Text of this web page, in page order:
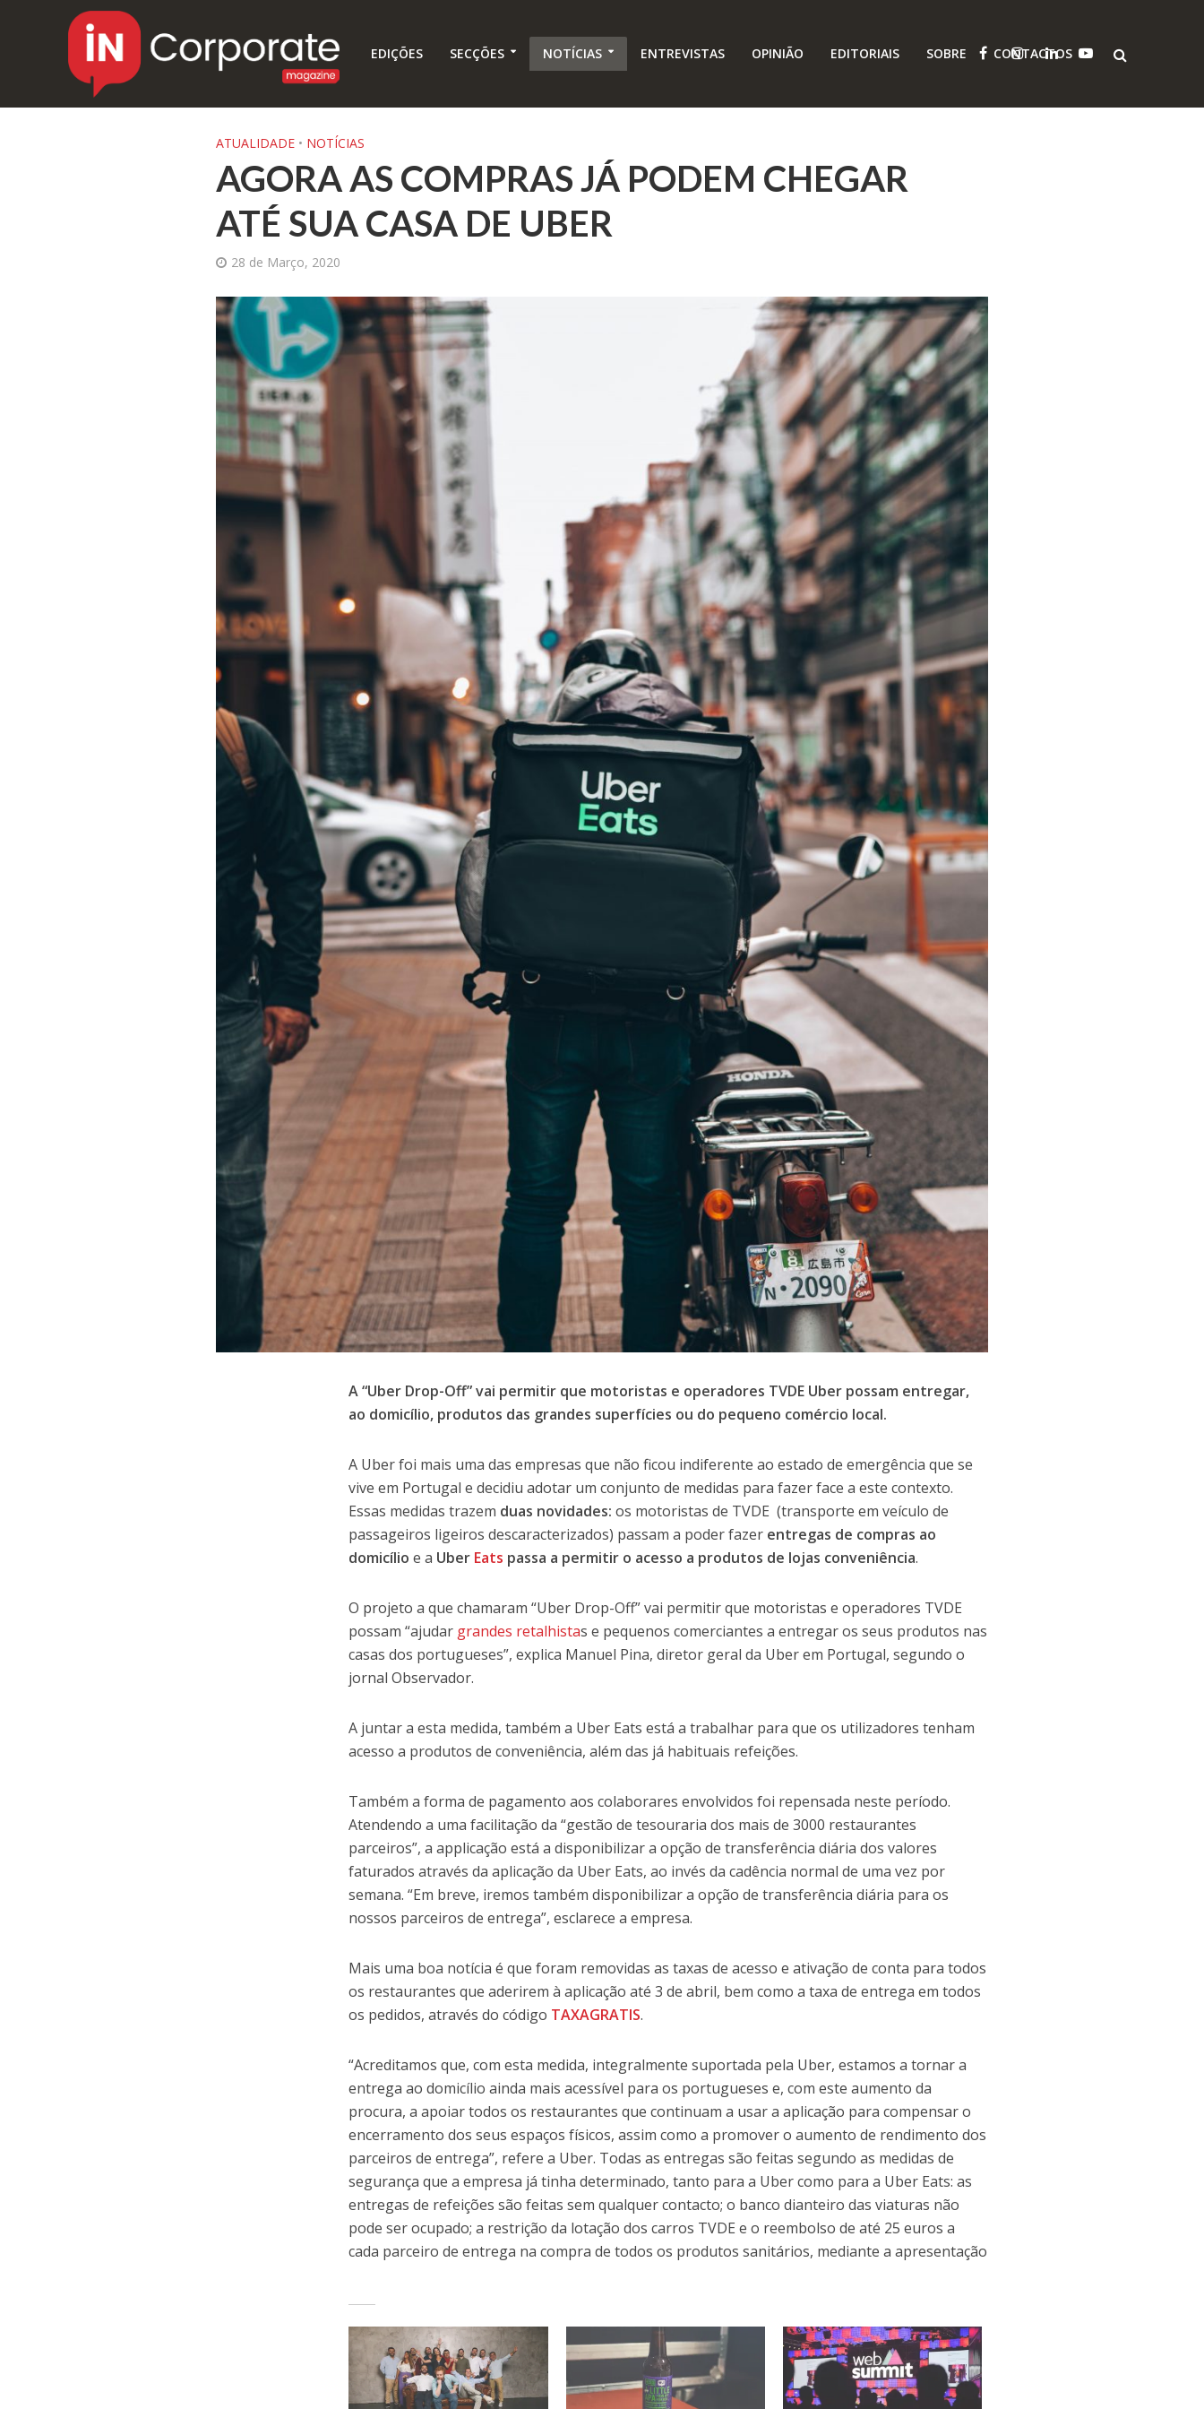
EDIÇÕES SECÇÕES NOTÍCIAS ENTREVISTAS OPINIÃO EDITORIAIS SOBRE CONTACTOS
ATUALIDADE • NOTÍCIAS
AGORA AS COMPRAS JÁ PODEM CHEGAR
ATÉ SUA CASA DE UBER
28 de Março, 2020
A “Uber Drop-Off” vai permitir que motoristas e operadores TVDE Uber possam entregar,
ao domicílio, produtos das grandes superfícies ou do pequeno comércio local.
A Uber foi mais uma das empresas que não ficou indiferente ao estado de emergência que se
vive em Portugal e decidiu adotar um conjunto de medidas para fazer face a este contexto.
Essas medidas trazem duas novidades: os motoristas de TVDE (transporte em veículo de
passageiros ligeiros descaracterizados) passam a poder fazer entregas de compras ao
domicílio e a Uber Eats passa a permitir o acesso a produtos de lojas conveniência.
O projeto a que chamaram “Uber Drop-Off” vai permitir que motoristas e operadores TVDE
possam “ajudar grandes retalhistas e pequenos comerciantes a entregar os seus produtos nas
casas dos portugueses”, explica Manuel Pina, diretor geral da Uber em Portugal, segundo o
jornal Observador.
A juntar a esta medida, também a Uber Eats está a trabalhar para que os utilizadores tenham
acesso a produtos de conveniência, além das já habituais refeições.
Também a forma de pagamento aos colaborares envolvidos foi repensada neste período.
Atendendo a uma facilitação da “gestão de tesouraria dos mais de 3000 restaurantes
parceiros”, a applicação está a disponibilizar a opção de transferência diária dos valores
faturados através da aplicação da Uber Eats, ao invés da cadência normal de uma vez por
semana. “Em breve, iremos também disponibilizar a opção de transferência diária para os
nossos parceiros de entrega”, esclarece a empresa.
Mais uma boa notícia é que foram removidas as taxas de acesso e ativação de conta para todos
os restaurantes que aderirem à aplicação até 3 de abril, bem como a taxa de entrega em todos
os pedidos, através do código TAXAGRATIS.
“Acreditamos que, com esta medida, integralmente suportada pela Uber, estamos a tornar a
entrega ao domicílio ainda mais acessível para os portugueses e, com este aumento da
procura, a apoiar todos os restaurantes que continuam a usar a aplicação para compensar o
encerramento dos seus espaços físicos, assim como a promover o aumento de rendimento dos
parceiros de entrega”, refere a Uber. Todas as entregas são feitas segundo as medidas de
segurança que a empresa já tinha determinado, tanto para a Uber como para a Uber Eats: as
entregas de refeições são feitas sem qualquer contacto; o banco dianteiro das viaturas não
pode ser ocupado; a restrição da lotação dos carros TVDE e o reembolso de até 25 euros a
cada parceiro de entrega na compra de todos os produtos sanitários, mediante a apresentação